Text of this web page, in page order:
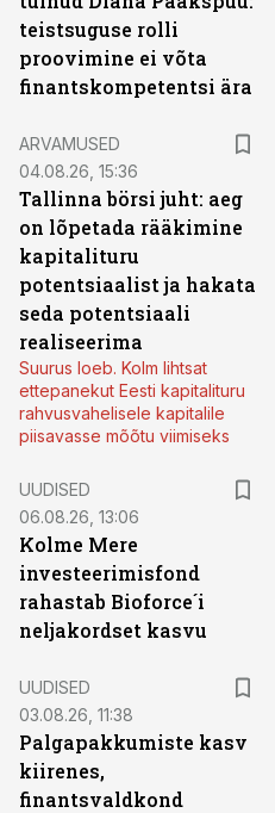
teistsuguse rolli
proovimine ei võta
finantskompetentsi ära
ARVAMUSED
04.08.26, 15:36
Tallinna börsi juht: aeg
on lõpetada rääkimine
kapitalituru
potentsiaalist ja hakata
seda potentsiaali
realiseerima
Suurus loeb. Kolm lihtsat
ettepanekut Eesti kapitalituru
rahvusvahelisele kapitalile
piisavasse mõõtu viimiseks
UUDISED
06.08.26, 13:06
Kolme Mere
investeerimisfond
rahastab Bioforce´i
neljakordset kasvu
UUDISED
03.08.26, 11:38
Palgapakkumiste kasv
kiirenes,
finantsvaldkond